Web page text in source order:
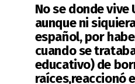
No se donde vive
aunque ni
español, por
cuando se
educativo) de
raíces,reaccionó